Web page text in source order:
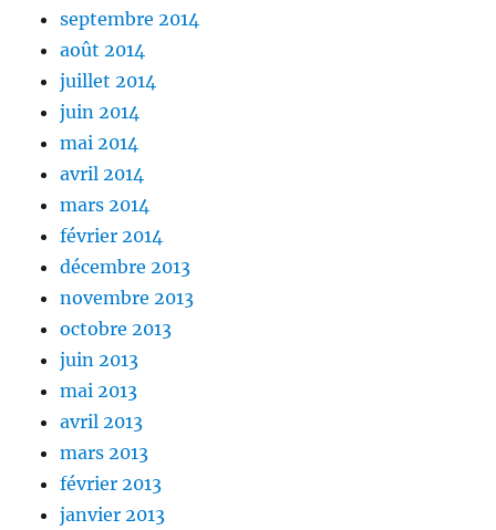
septembre 2014
août 2014
juillet 2014
juin 2014
mai 2014
avril 2014
mars 2014
février 2014
décembre 2013
novembre 2013
octobre 2013
juin 2013
mai 2013
avril 2013
mars 2013
février 2013
janvier 2013